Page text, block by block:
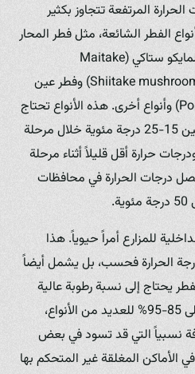
المرتفعة تتجاوز بكثير
الفطر الشائعة، مثل فطر المحار
(Oyster mushroom) وفطر المايكو ستاكي (Maitake
mushroom) وفطر شيتاكي (Shiitake mushroom) وفطر عين
الجمل (Portobello mushroom) وأنواع أخرى. هذه الأنواع تحتاج
عادةً إلى درجات حرارة تتراوح بين 15-25 درجة مئوية خلال مرحلة
حرارة أقل قليلاً أثناء مرحلة
درجات الحرارة في محافظات
للمزارع أمراً حيوياً. هذا
الحرارة فحسب، بل يشمل أيضاً
يحتاج إلى نسبة رطوبة عالية
جداً أثناء مرحلة الإثمار، تصل إلى 85-95% للعديد من الأنواع،
نسبياً التي قد تسود في بعض
المغلقة غير المتحكم بها